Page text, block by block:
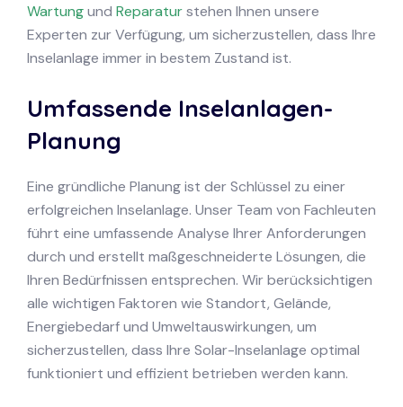
Wartungund Reparaturstehen Ihnen unsere
Experten zur Verfügung, um sicherzustellen, dass Ihre
Inselanlage immer in bestem Zustand ist.
Umfassende Inselanlagen-
Planung
Eine gründliche Planung ist der Schlüssel zu einer
erfolgreichen Inselanlage. Unser Team von Fachleuten
führt eine umfassende Analyse Ihrer Anforderungen
durch und erstellt maßgeschneiderte Lösungen, die
Ihren Bedürfnissen entsprechen. Wir berücksichtigen
alle wichtigen Faktoren wie Standort, Gelände,
Energiebedarf und Umweltauswirkungen, um
sicherzustellen, dass Ihre Solar-Inselanlage optimal
funktioniert und effizient betrieben werden kann.